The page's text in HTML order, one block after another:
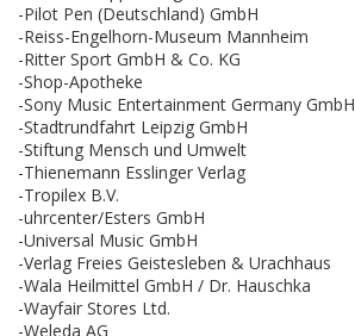
-Pilot Pen (Deutschland) GmbH
-Reiss-Engelhorn-Museum Mannheim
-Ritter Sport GmbH & Co. KG
-Shop-Apotheke
-Sony Music Entertainment Germany GmbH
-Stadtrundfahrt Leipzig GmbH
-Stiftung Mensch und Umwelt
-Thienemann Esslinger Verlag
-Tropilex B.V.
-uhrcenter/Esters GmbH
-Universal Music GmbH
-Verlag Freies Geistesleben & Urachhaus
-Wala Heilmittel GmbH / Dr. Hauschka
-Wayfair Stores Ltd.
-Weleda AG